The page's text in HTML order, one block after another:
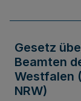
Gesetz
Beamten
Westfalen
NRW)